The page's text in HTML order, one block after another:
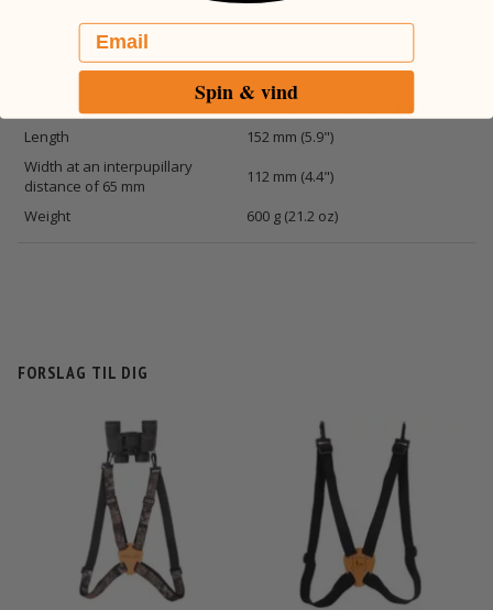
Operating temperature
− 30°C | + 63°C (− 22°F | + 145°F)
Length
152 mm (5.9")
Width at an interpupillary
distance of 65 mm
112 mm (4.4")
Weight
600 g (21.2 oz)
FORSLAG TIL DIG
Email
Spin & vind